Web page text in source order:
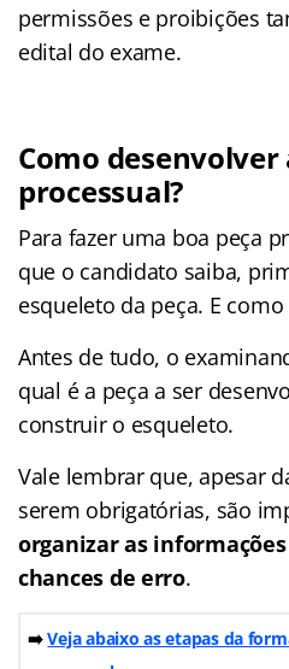
permissões e proibições
edital do exame.
Como desenvolver
processual?
Para fazer uma boa peça
que o candidato saiba,
esqueleto da peça. E como
Antes de tudo, o
qual é a peça a ser
construir o esqueleto.
Vale lembrar que, apesar
serem obrigatórias, são
organizar as
chances de erro.
➡️Veja abaixo as etapas da